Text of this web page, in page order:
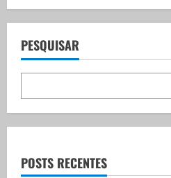
n
a
v
i
g
a
PESQUISAR
POSTS RECENTES